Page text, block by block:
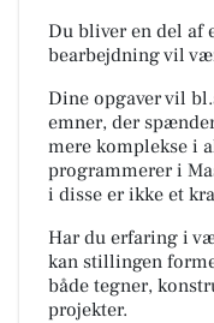
Du bliver en del af
bearbejdning vil
Dine opgaver vil
emner, der
mere komplekse i
programmerer i
i disse er ikke et
Har du erfaring i
kan stillingen
både tegner,
projekter.